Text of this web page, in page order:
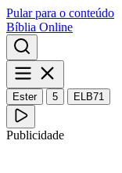
Pular para o conteúdo
Bíblia Online
Ester 5 ELB71
Publicidade